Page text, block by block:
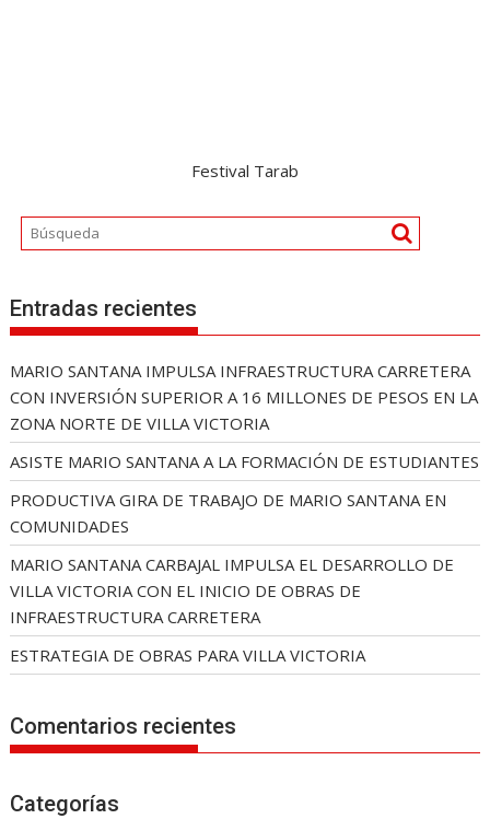
Festival Tarab
Entradas recientes
MARIO SANTANA IMPULSA INFRAESTRUCTURA CARRETERA
CON INVERSIÓN SUPERIOR A 16 MILLONES DE PESOS EN LA
ZONA NORTE DE VILLA VICTORIA
ASISTE MARIO SANTANA A LA FORMACIÓN DE ESTUDIANTES
PRODUCTIVA GIRA DE TRABAJO DE MARIO SANTANA EN
COMUNIDADES
MARIO SANTANA CARBAJAL IMPULSA EL DESARROLLO DE
VILLA VICTORIA CON EL INICIO DE OBRAS DE
INFRAESTRUCTURA CARRETERA
ESTRATEGIA DE OBRAS PARA VILLA VICTORIA
Comentarios recientes
Categorías